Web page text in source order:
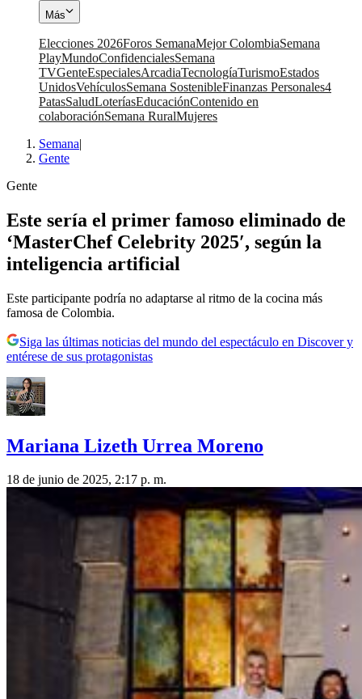
Más
Elecciones 2026Foros SemanaMejor ColombiaSemana
PlayMundoConfidencialesSemana
TVGenteEspecialesArcadiaTecnologíaTurismoEstados
UnidosVehículosSemana SostenibleFinanzas Personales4
PatasSaludLoteríasEducaciónContenido en
colaboraciónSemana RuralMujeres
Semana|
Gente
Gente
Este sería el primer famoso eliminado de
‘MasterChef Celebrity 2025′, según la
inteligencia artificial
Este participante podría no adaptarse al ritmo de la cocina más
famosa de Colombia.
Siga las últimas noticias del mundo del espectáculo en Discover y
entérese de sus protagonistas
Mariana Lizeth Urrea Moreno
18 de junio de 2025, 2:17 p. m.